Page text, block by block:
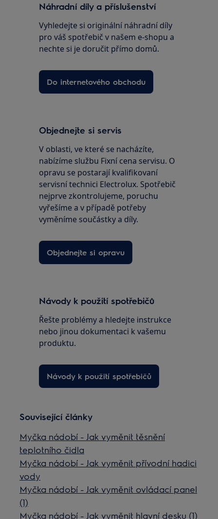
Náhradní díly a příslušenství
Vyhledejte si originální náhradní díly
pro váš spotřebič v našem e-shopu a
nechte si je doručit přímo domů.
Do internetového obchodu
Objednejte si servis
V oblasti, ve které se nacházíte,
nabízíme službu Fixní cena servisu. O
opravu se postarají kvalifikovaní
servisní technici Electrolux. Spotřebič
nejprve zkontrolujeme, poruchu
vyřešíme a v případě potřeby
vyměníme součástky a díly.
Objednejte si opravu
Návody k použití spotřebičů
Řešte problémy a hledejte instrukce
nebo jinou dokumentaci k vašemu
produktu.
Návody k použití spotřebičů
Související články
Myčka nádobí - Jak vyměnit těsnění
teplotního čidla
Myčka nádobí - Jak vyměnit přívodní hadici
vody
Myčka nádobí - Jak vyměnit ovládací panel
(1)
Myčka nádobí - Jak vyměnit hlavní desku (1)